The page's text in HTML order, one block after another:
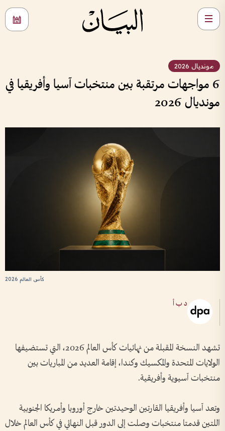
مونديال 2026
6 مواجهات مرتقبة بين منتخبات آسيا وأفريقيا في
مونديال 2026
كأس العالم 2026
د ب أ
تشهد النسخة المقبلة من نهائيات كأس العالم 2026، التي تستضيفها
الولايات المتحدة والمكسيك وكندا، إقامة العديد من المباريات بين
منتخبات آسيوية وأفريقية.
وتعد آسيا وأفريقيا القارتين الوحيدتين خارج أوروبا وأمريكا الجنوبية
اللتين قدمتا منتخبات وصلت إلى الدور قبل النهائي في كأس العالم خلال